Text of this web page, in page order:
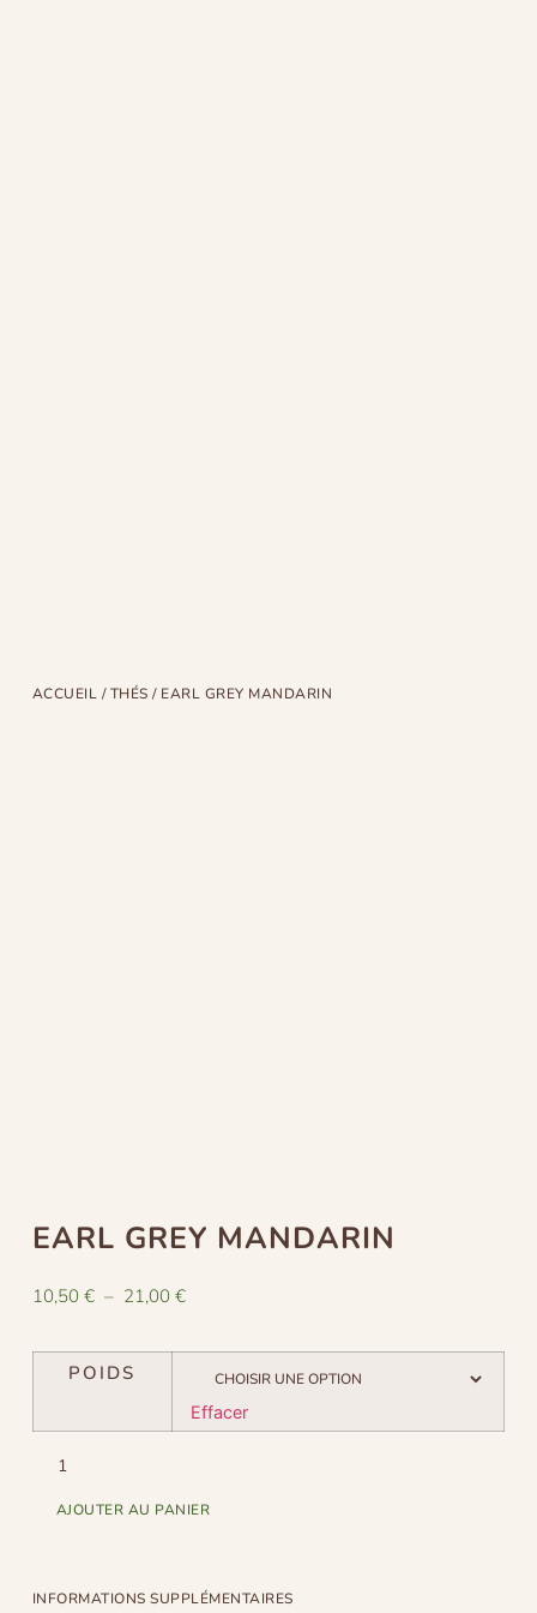
ACCUEIL /THÉS / EARL GREY MANDARIN
EARL GREY MANDARIN
10,50 € – 21,00 €
POIDS
Effacer
AJOUTER AU PANIER
INFORMATIONS SUPPLÉMENTAIRES